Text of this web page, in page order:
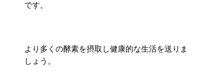
です。
より多くの酵素を摂取し健康的な生活を送りま
しょう。